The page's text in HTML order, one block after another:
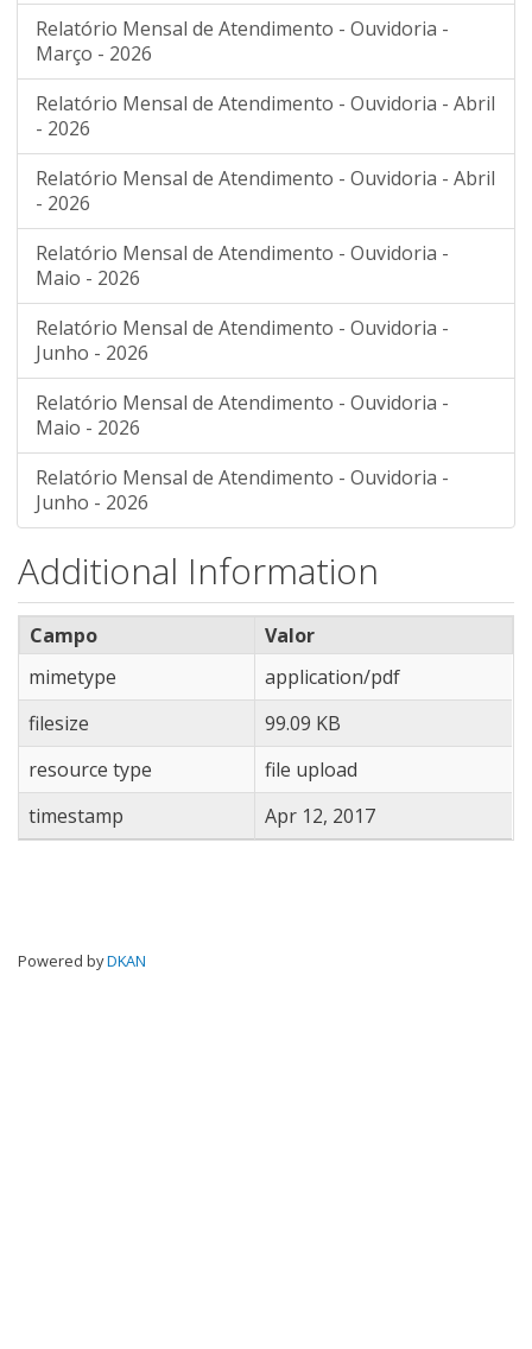
Relatório Mensal de Atendimento - Ouvidoria -
Março - 2026
Relatório Mensal de Atendimento - Ouvidoria - Abril
- 2026
Relatório Mensal de Atendimento - Ouvidoria - Abril
- 2026
Relatório Mensal de Atendimento - Ouvidoria -
Maio - 2026
Relatório Mensal de Atendimento - Ouvidoria -
Junho - 2026
Relatório Mensal de Atendimento - Ouvidoria -
Maio - 2026
Relatório Mensal de Atendimento - Ouvidoria -
Junho - 2026
Additional Information
Campo
Valor
mimetype
application/pdf
filesize
99.09 KB
resource type
file upload
timestamp
Apr 12, 2017
Powered byDKAN